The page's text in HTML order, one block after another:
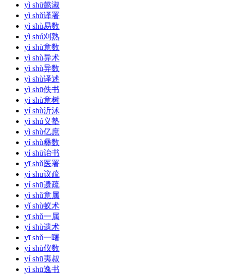
yì shū懿淑
yì shǔ译署
yì shù易数
yì shú刈熟
yì shù意数
yì shù异术
yì shù异数
yì shù译述
yì shū佚书
yì shù意树
yí shù沂沭
yì shú义塾
yì shù亿庶
yí shù彝数
yí shū诒书
yī shǔ医署
yì shū议疏
yí shū遗疏
yì shǔ意属
yǐ shù蚁术
yī shǔ一属
yí shù遗术
yī shǔ一曙
yí shù仪数
yí shū夷叔
yì shū逸书